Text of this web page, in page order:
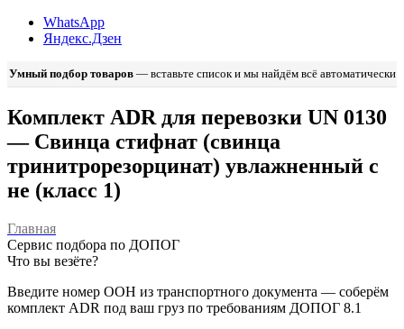
WhatsApp
Яндекс.Дзен
Умный подбор товаров— вставьте список и мы найдём всё автоматически
Комплект ADR для перевозки UN 0130
— Свинца стифнат (свинца
тринитрорезорцинат) увлажненный с
не (класс 1)
Главная
Сервис подбора по ДОПОГ
Что вы везёте?
Введите номер ООН из транспортного документа — соберём
комплект ADR под ваш груз по требованиям ДОПОГ 8.1